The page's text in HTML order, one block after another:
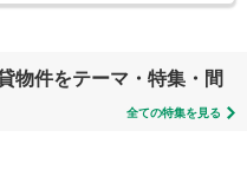
物件をテーマ・特集・間
全ての特集を見る